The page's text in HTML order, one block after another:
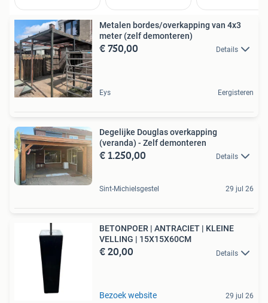
Metalen bordes/overkapping van 4x3
meter (zelf demonteren)
€ 750,00 Details
Eys Eergisteren
Degelijke Douglas overkapping
(veranda) - Zelf demonteren
€ 1.250,00 Details
Sint-Michielsgestel 29 jul 26
BETONPOER | ANTRACIET | KLEINE
VELLING | 15X15X60CM
€ 20,00 Details
Bezoek website 29 jul 26